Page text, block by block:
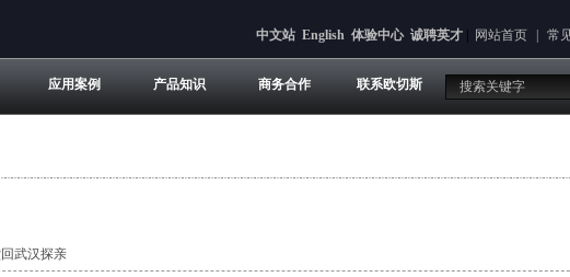
中文站 English 体验中心 诚聘英才 网站首页 常
应用案例 产品知识 商务合作 联系欧切斯
武汉探亲